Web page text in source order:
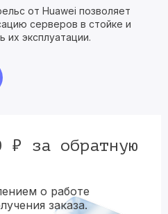
от Huawei позволяет
серверов в стойке и
их эксплуатации.
₽ за обратную
о работе
заказа.